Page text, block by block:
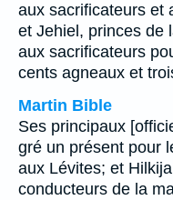
aux sacrificateurs et
et Jehiel, princes de
aux sacrificateurs
cents agneaux et
Martin Bible
Ses principaux
gré un présent pour
aux Lévites; et
conducteurs de la